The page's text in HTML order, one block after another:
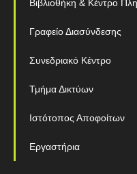
Βιβλιοθήκη & Κέντρο
Γραφείο Διασύνδεσης
Συνεδριακό Κέντρο
Τμήμα Δικτύων
Ιστότοπος Αποφοίτων
Εργαστήρια